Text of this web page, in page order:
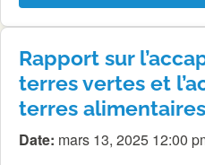
Rapport sur
terres vertes et
terres alimentaires
Date: mars 13, 2025 12:00